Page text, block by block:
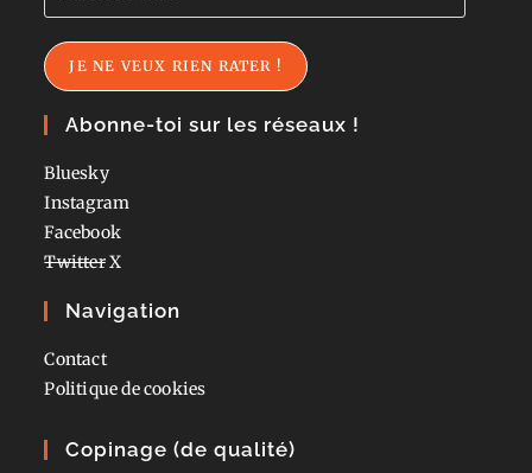
e-
mail
JE NE VEUX RIEN RATER !
Abonne-toi sur les réseaux !
Bluesky
Instagram
Facebook
TwitterX
Navigation
Contact
Politique de cookies
Copinage (de qualité)